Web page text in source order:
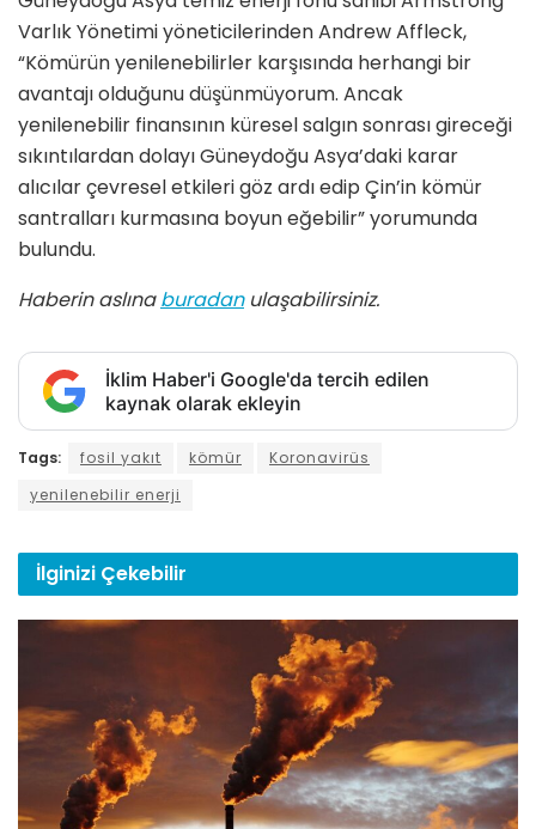
Varlık Yönetimi yöneticilerinden Andrew Affleck,
“Kömürün yenilenebilirler karşısında herhangi bir
avantajı olduğunu düşünmüyorum. Ancak
yenilenebilir finansının küresel salgın sonrası gireceği
sıkıntılardan dolayı Güneydoğu Asya’daki karar
alıcılar çevresel etkileri göz ardı edip Çin’in kömür
santralları kurmasına boyun eğebilir” yorumunda
bulundu.
Haberin aslınaburadanulaşabilirsiniz.
İklim Haber'i Google'da tercih edilen
kaynak olarak ekleyin
Tags: fosil yakıt kömür
Koronavirüs
yenilenebilir enerji
İlginizi Çekebilir